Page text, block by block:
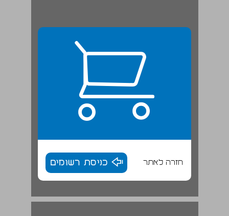
חזרה לאתר כניסת רשומים